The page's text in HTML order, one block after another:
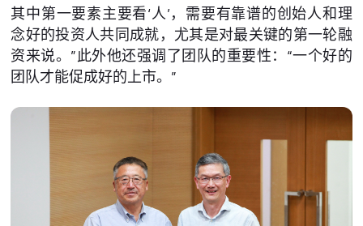
其中第一要素主要看‘人’，需要有靠谱的创始人和理
念好的投资人共同成就，尤其是对最关键的第一轮融
资来说。”此外他还强调了团队的重要性：“一个好的
团队才能促成好的上市。”